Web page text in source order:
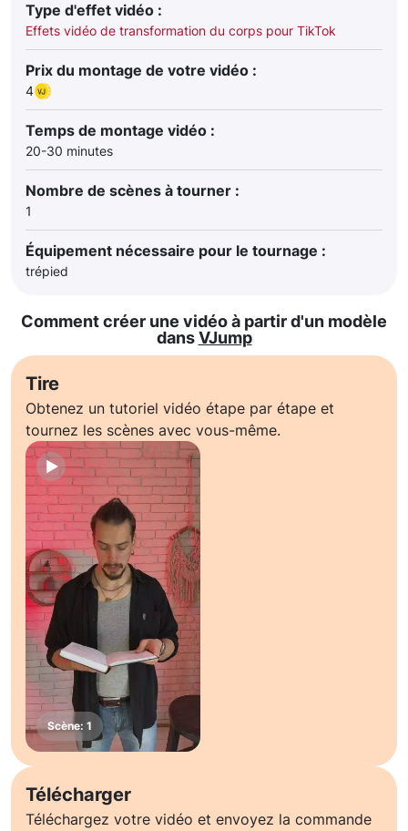
Type d'effet vidéo :
Effets vidéo de transformation du corps pour TikTok
Prix du montage de votre vidéo :
4
Temps de montage vidéo :
20-30 minutes
Nombre de scènes à tourner :
1
Équipement nécessaire pour le tournage :
trépied
Comment créer une vidéo à partir d'un modèle
dansVJump
Tire
Obtenez un tutoriel vidéo étape par étape et
tournez les scènes avec vous-même.
Télécharger
Téléchargez votre vidéo et envoyez la commande